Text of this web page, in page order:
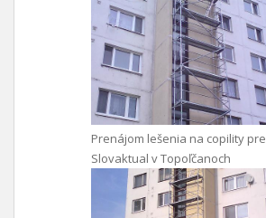
Prenájom lešenia na copility pre
Slovaktual v Topoľčanoch